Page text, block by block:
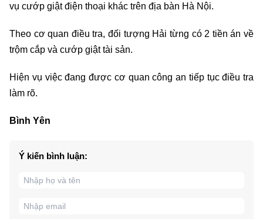
vụ cướp giật điện thoại khác trên địa bàn Hà Nội.
Theo cơ quan điều tra, đối tượng Hải từng có 2 tiền án về
trộm cắp và cướp giật tài sản.
Hiện vụ việc đang được cơ quan công an tiếp tục điều tra
làm rõ.
Bình Yên
Ý kiến bình luận: